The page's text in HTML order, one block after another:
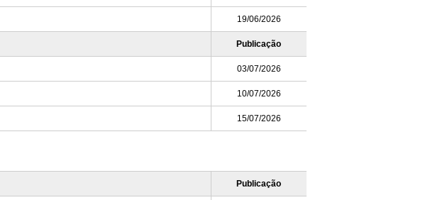
19/06/2026
Publicação
03/07/2026
10/07/2026
15/07/2026
Publicação